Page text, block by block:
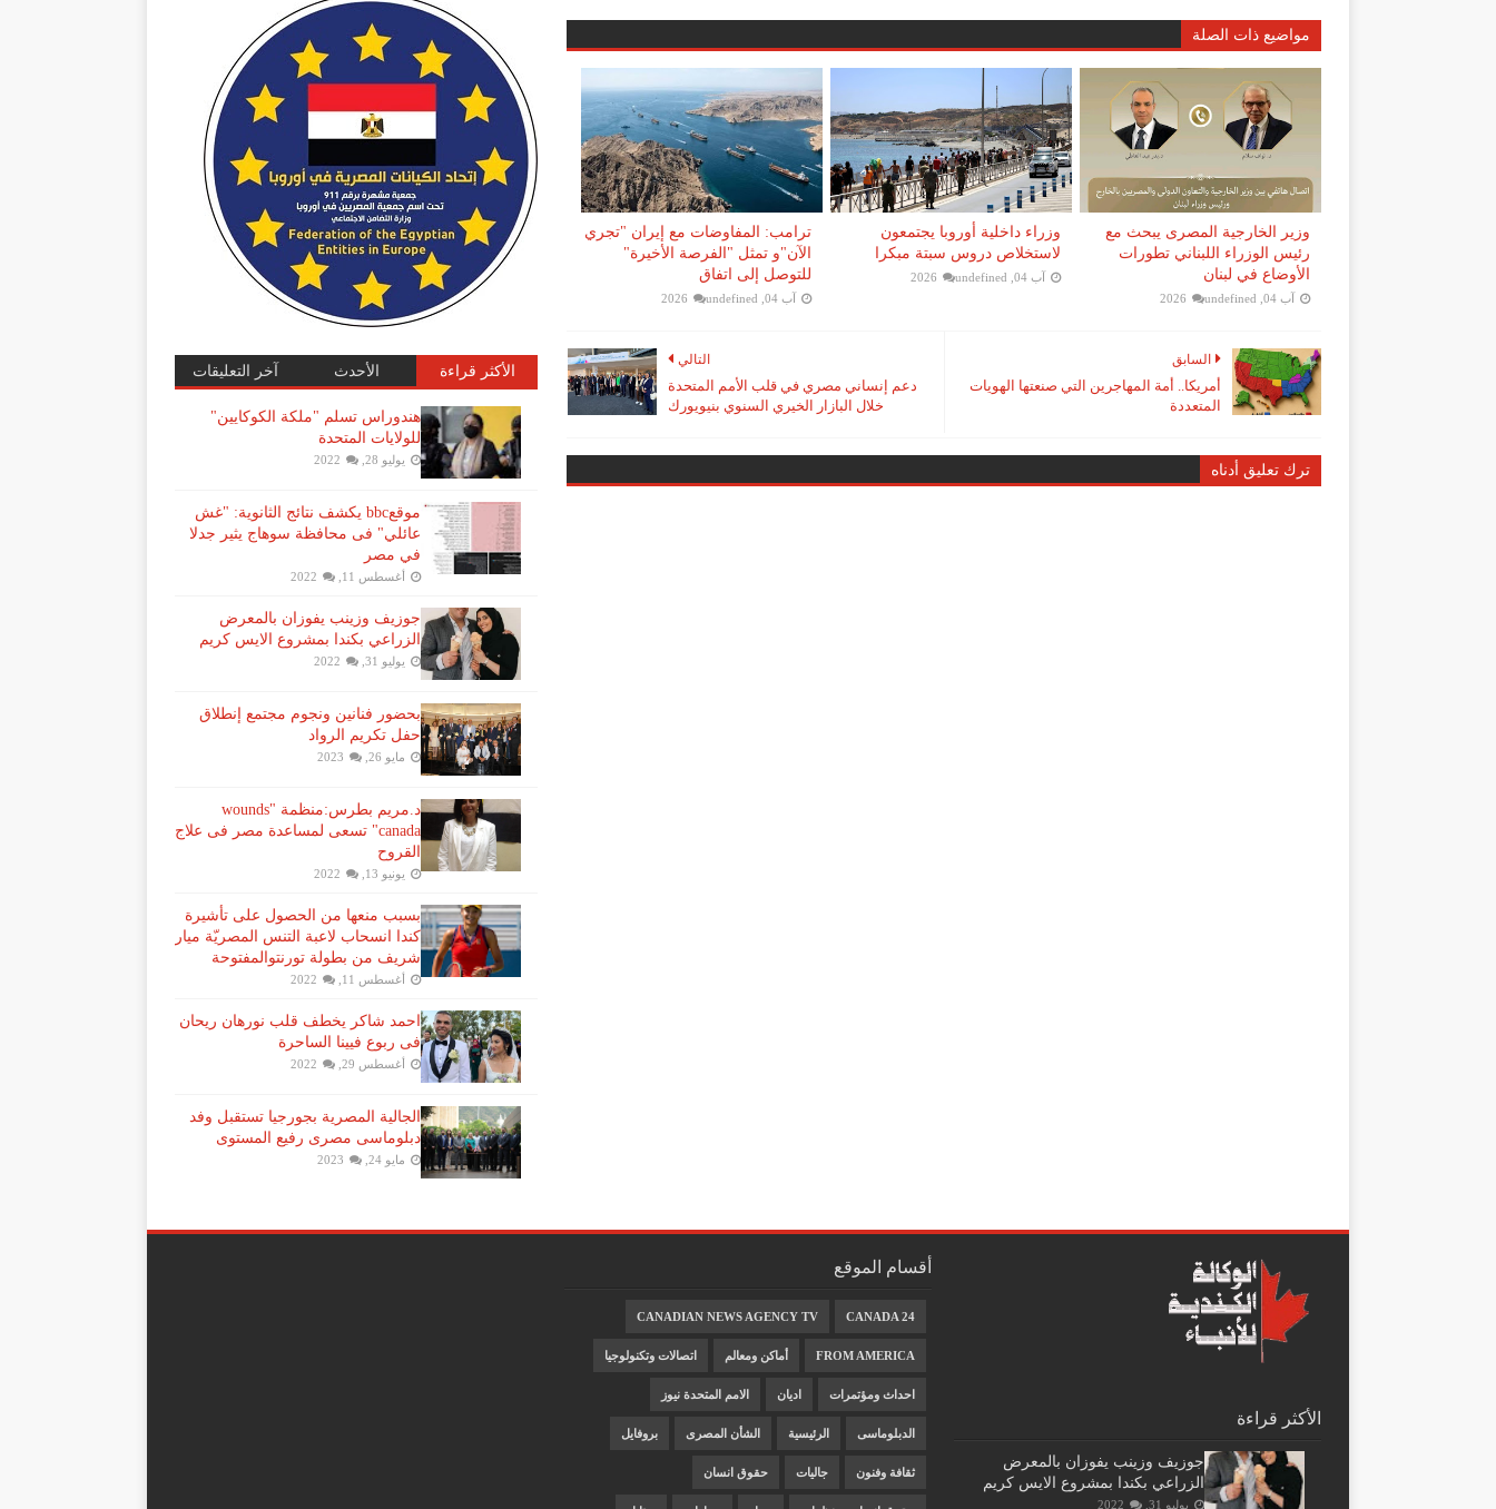
مواضيع ذات الصلة
وزير الخارجية المصرى يبحث مع
رئيس الوزراء اللبناني تطورات
الأوضاع في لبنان
آب 04, 2026 undefined
وزراء داخلية أوروبا يجتمعون
لاستخلاص دروس سبتة مبكرا
آب 04, 2026 undefined
ترامب: المفاوضات مع إيران "تجري
الآن"و تمثل "الفرصة الأخيرة"
للتوصل إلى اتفاق
آب 04, 2026 undefined
التالي
دعم إنساني مصري في قلب الأمم المتحدة
خلال البازار الخيري السنوي بنيويورك
السابق
أمريكا.. أمة المهاجرين التي صنعتها الهويات
المتعددة
ترك تعليق أدناه
الأكثر قراءة الأحدث آخر التعليقات
هندوراس تسلم "ملكة الكوكايين"
للولايات المتحدة
يوليو 28, 2022
موقعbbc يكشف نتائج الثانوية: "غش
عائلي" فى محافظة سوهاج يثير جدلا
في مصر
أغسطس 11, 2022
جوزيف وزينب يفوزان بالمعرض
الزراعي بكندا بمشروع الايس كريم
يوليو 31, 2022
بحضور فنانين ونجوم مجتمع إنطلاق
حفل تكريم الرواد
مايو 26, 2023
د.مريم بطرس:منظمة "wounds
canada" تسعى لمساعدة مصر فى علاج
القروح
يونيو 13, 2022
بسبب منعها من الحصول على تأشيرة
كندا انسحاب لاعبة ​التنس​ المصريّة ​ميار
شريف​ من بطولة ​تورنتو​المفتوحة
أغسطس 11, 2022
احمد شاكر يخطف قلب نورهان ريحان
فى ربوع فيينا الساحرة
أغسطس 29, 2022
الجالية المصرية بجورجيا تستقبل وفد
دبلوماسى مصرى رفيع المستوى
مايو 24, 2023
الأكثر قراءة
جوزيف وزينب يفوزان بالمعرض
الزراعي بكندا بمشروع الايس كريم
يوليو 31, 2022
أقسام الموقع
CANADA 24
CANADIAN NEWS AGENCY TV
FROM AMERICA أماكن ومعالم اتصالات وتكنولوجيا
احداث ومؤتمرات اديان الامم المتحدة نيوز
الدبلوماسى الرئيسية الشأن المصرى بروفايل
ثقافة وفنون جاليات حقوق انسان